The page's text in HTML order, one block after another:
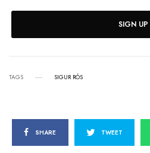
SIGN UP
TAGS SIGUR RÓS
SHARE TWEET